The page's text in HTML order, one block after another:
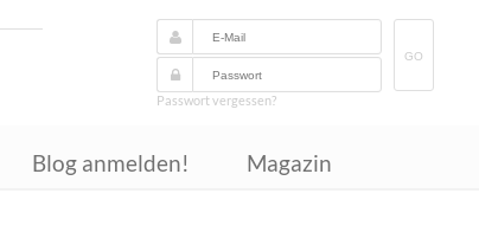
GO
Passwort vergessen?
Blog anmelden! Magazin